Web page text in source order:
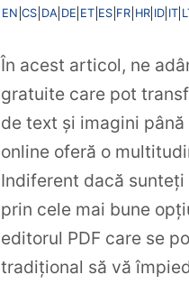
EN CS DA DE ET ES FR HR ID IT
În acest articol, ne
gratuite care pot
de text și imagini
online oferă o
Indiferent dacă
prin cele mai bune
editorul PDF care se
tradițional să vă